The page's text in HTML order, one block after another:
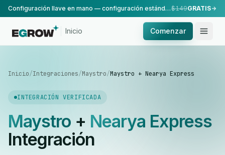
Configuración llave en mano — configuración estándar, realizada por nuestro equipo.$149GRATIS
Inicio Comenzar
Inicio/Integraciones/Maystro/Maystro + Nearya Express
INTEGRACIÓN VERIFICADA
Maystro+ Nearya Express
Integración